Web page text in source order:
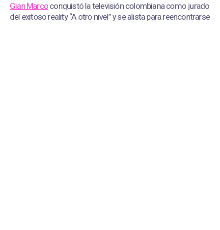
Gian Marco conquistó la televisión colombiana como jurado
del exitoso reality “A otro nivel” y se alista para reencontrarse